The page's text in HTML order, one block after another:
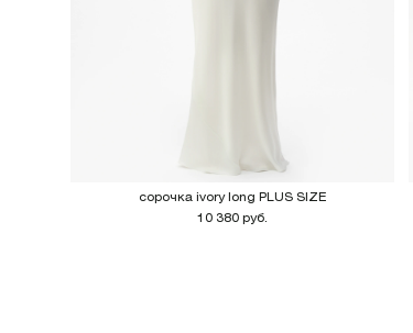
сорочка ivory long PLUS SIZE
10 380 руб.